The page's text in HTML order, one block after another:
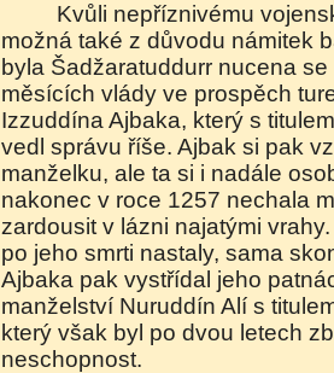
Kvůli nepříznivému vojenskému vývoji v Sýrii a
možná také z důvodu námitek
byla Šadžaratuddurr nucena
měsících vlády ve prospěch
Izzuddína Ajbaka, který s
vedl správu říše. Ajbak si pak
manželku, ale ta si i nadále
nakonec v roce 1257 nechala
zardousit v lázni najatými
po jeho smrti nastaly, sama
Ajbaka pak vystřídal jeho
manželství Nuruddín Alí s
který však byl po dvou letech
neschopnost.